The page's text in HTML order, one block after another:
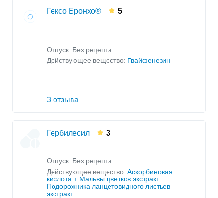
Гексо Бронхо® 5
Отпуск: Без рецепта
Действующее вещество: Гвайфенезин
3 отзыва
Гербилесил 3
Отпуск: Без рецепта
Действующее вещество: Аскорбиновая
кислота + Мальвы цветков экстракт +
Подорожника ланцетовидного листьев
экстракт